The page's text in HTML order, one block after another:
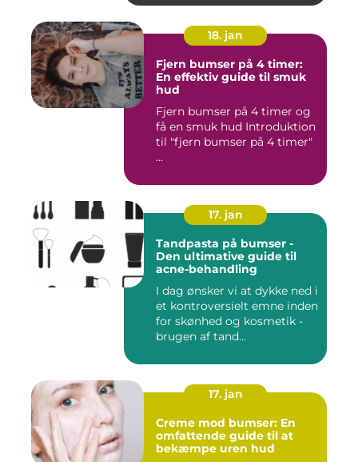
18. jan
Fjern bumser på 4 timer:
En effektiv guide til smuk
hud
Fjern bumser på 4 timer og
få en smuk hud Introduktion
til "fjern bumser på 4 timer"
...
17. jan
Tandpasta på bumser -
Den ultimative guide til
acne-behandling
I dag ønsker vi at dykke ned i
et kontroversielt emne inden
for skønhed og kosmetik -
brugen af tand...
17. jan
Creme mod bumser: En
omfattende guide til at
bekæmpe uren hud